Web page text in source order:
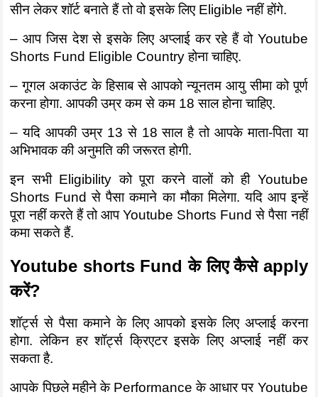
सीन लेकर शॉर्ट बनाते हैं तो वो इसके लिए Eligible नहीं होंगे.
– आप जिस देश से इसके लिए अप्लाई कर रहे हैं वो Youtube
Shorts Fund Eligible Country होना चाहिए.
– गूगल अकाउंट के हिसाब से आपको न्यूनतम आयु सीमा को पूर्ण
करना होगा. आपकी उम्र कम से कम 18 साल होना चाहिए.
– यदि आपकी उम्र 13 से 18 साल है तो आपके माता-पिता या
अभिभावक की अनुमति की जरूरत होगी.
इन सभी Eligibility को पूरा करने वालों को ही Youtube
Shorts Fund से पैसा कमाने का मौका मिलेगा. यदि आप इन्हें
पूरा नहीं करते हैं तो आप Youtube Shorts Fund से पैसा नहीं
कमा सकते हैं.
Youtube shorts Fund के लिए कैसे apply
करें?
शॉर्ट्स से पैसा कमाने के लिए आपको इसके लिए अप्लाई करना
होगा. लेकिन हर शॉर्ट्स क्रिएटर इसके लिए अप्लाई नहीं कर
सकता है.
आपके पिछले महीने के Performance के आधार पर Youtube